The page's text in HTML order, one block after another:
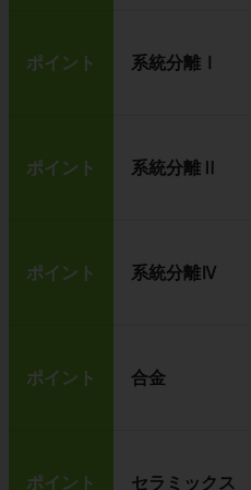
ポイント 系統分離Ⅰ
ポイント 系統分離Ⅱ
ポイント 系統分離Ⅳ
ポイント 合金
ポイント セラミックス